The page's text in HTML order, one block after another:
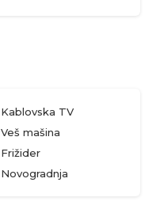
Kablovska TV
Veš mašina
Frižider
Novogradnja